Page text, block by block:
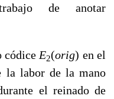
de anotar
E2(orig) en el
la labor de la mano
el reinado de